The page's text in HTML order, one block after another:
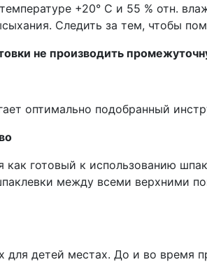
+20° C и 55 % отн.
Cледить за тем, чтобы
не производить
оптимально подобранный
как готовый к использованию
между всеми верхними
для детей местах. До и во время